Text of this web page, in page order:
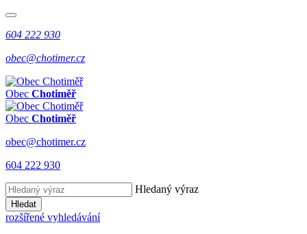
604 222 930
obec@chotimer.cz
Obec Chotiměř
Obec Chotiměř
obec@chotimer.cz
604 222 930
Hledaný výraz
Hledat
rozšířené vyhledávání